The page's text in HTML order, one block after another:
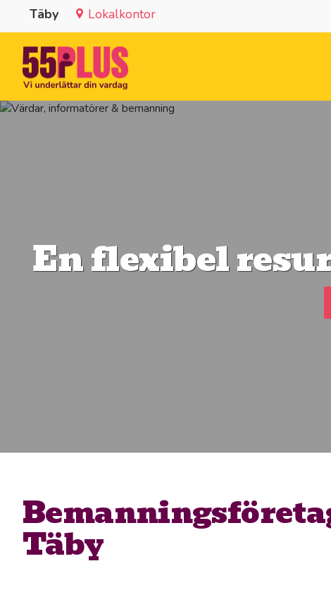
Täby Lokalkontor
En flexibel
Täby